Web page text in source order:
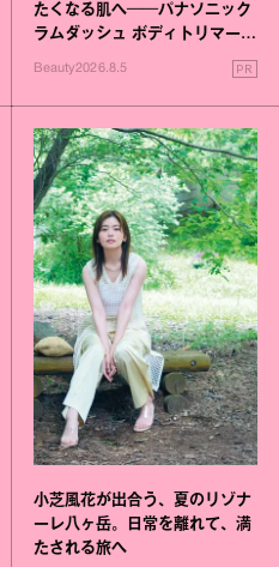
たくなる肌へ──パナソニック
ラムダッシュ ボディトリマーが
Beauty2026.8.5 PR
小芝風花が出合う、夏のリゾナ
ーレ八ヶ岳。日常を離れて、満
たされる旅へ